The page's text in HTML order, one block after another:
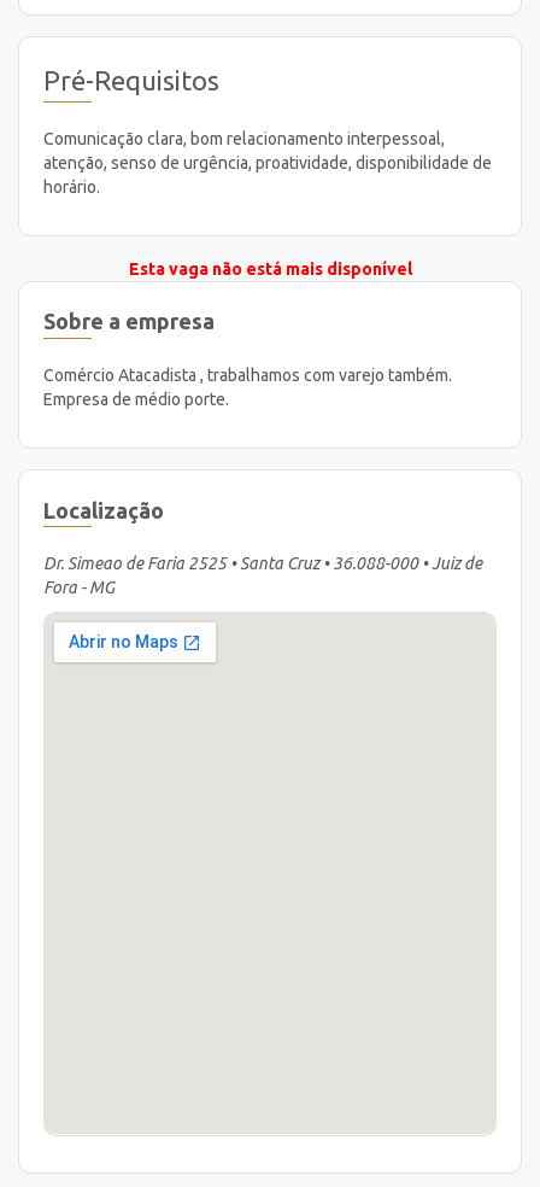
Pré-Requisitos
Comunicação clara, bom relacionamento interpessoal,
atenção, senso de urgência, proatividade, disponibilidade de
horário.
Esta vaga não está mais disponível
Sobre a empresa
Comércio Atacadista , trabalhamos com varejo também.
Empresa de médio porte.
Localização
Dr. Simeao de Faria 2525 • Santa Cruz • 36.088-000 • Juiz de
Fora - MG